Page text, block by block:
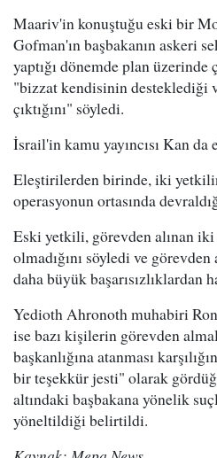
Maariv'in konuştuğu eski bir
Gofman'ın başbakanın askeri
yaptığı dönemde plan üzerinde
"bizzat kendisinin desteklediği
çıktığını" söyledi.
İsrail'in kamu yayıncısı Kan
Eleştirilerden birinde, iki
operasyonun ortasında
Eski yetkili, görevden alınan
olmadığını söyledi ve
daha büyük başarısızlıklardan
Yedioth Ahronoth muhabiri
ise bazı kişilerin görevden
başkanlığına atanması
bir teşekkür jesti" olarak
altındaki başbakana yönelik
yöneltildiği belirtildi.